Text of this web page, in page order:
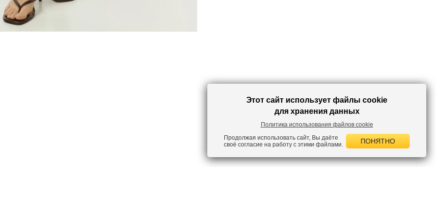
Этот сайт использует файлы cookie
для хранения данных
Политика использования файлов cookie
Продолжая использовать сайт, Вы даёте
своё согласие на работу с этими файлами.
ПОНЯТНО